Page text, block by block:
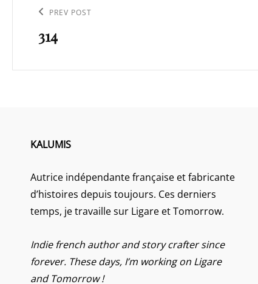
l’article
Previous
Post
PREV POST
314
KALUMIS
Autrice indépendante française et fabricante
d’histoires depuis toujours. Ces derniers
temps, je travaille sur Ligare et Tomorrow.
Indie french author and story crafter since
forever. These days, I’m working on Ligare
and Tomorrow !